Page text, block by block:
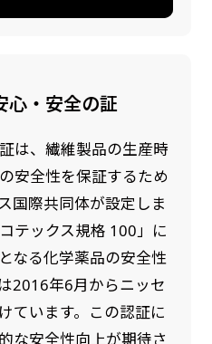
心・安全の証
は、繊維製品の生産時
安全性を保証するため
国際共同体が設定しま
テックス規格 100」に
なる化学薬品の安全性
2016年6月からニッセ
ています。この認証に
な安全性向上が期待さ